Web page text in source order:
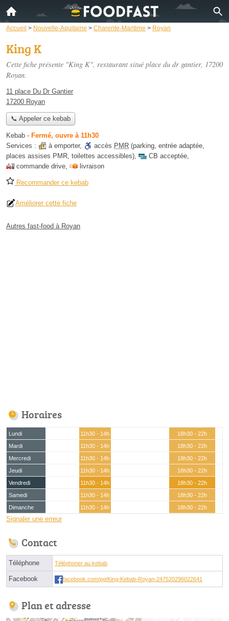
Accueil > Nouvelle-Aquitaine > Charente-Maritime > Royan
King K
Cette fiche présente "King K", restaurant situé place du dr gantier, 17200
Royan.
11 place Du Dr Gantier
17200 Royan
📞 Appeler ce kebab
Kebab - Fermé, ouvre à 11h30
Services :
à emporter, accès PMR (parking, entrée adaptée,
places assises PMR, toilettes accessibles), CB acceptée,
commande drive, livraison
Recommander ce kebab
Améliorer cette fiche
Autres fast-food à Royan
Horaires
Lundi 11h30 - 14h
18h30 - 22h
Mardi
11h30 - 14h
18h30 - 22h
Mercredi
11h30 - 14h
18h30 - 22h
Jeudi
11h30 - 14h
18h30 - 22h
Vendredi
11h30 - 14h
18h30 - 22h
Samedi
11h30 - 14h
18h30 - 22h
Dimanche
11h30 - 14h 18h30 - 22h
Signaler une erreur
Contact
Téléphone Téléphoner au kebab
Facebook facebook.com/pg/King-Kebab-Royan-247520296022641
Plan et adresse